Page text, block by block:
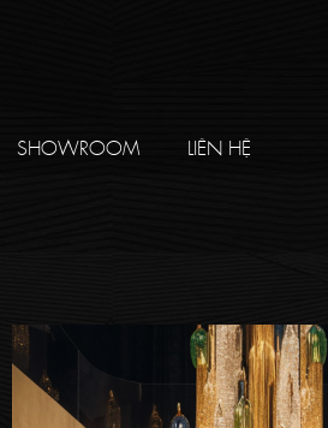
SHOWROOM LIÊN HỆ